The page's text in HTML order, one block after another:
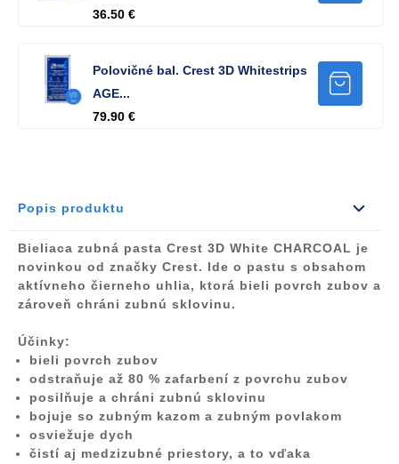
36.50 €
Polovičné bal. Crest 3D Whitestrips
AGE...
79.90 €
Popis produktu
Bieliaca zubná pasta Crest 3D White CHARCOAL je
novinkou od značky Crest. Ide o pastu s obsahom
aktívneho čierneho uhlia, ktorá bieli povrch zubov a
zároveň chráni zubnú sklovinu.
Účinky:
bieli povrch zubov
odstraňuje až 80 % zafarbení z povrchu zubov
posilňuje a chráni zubnú sklovinu
bojuje so zubným kazom a zubným povlakom
osviežuje dych
čistí aj medzizubné priestory, a to vďaka